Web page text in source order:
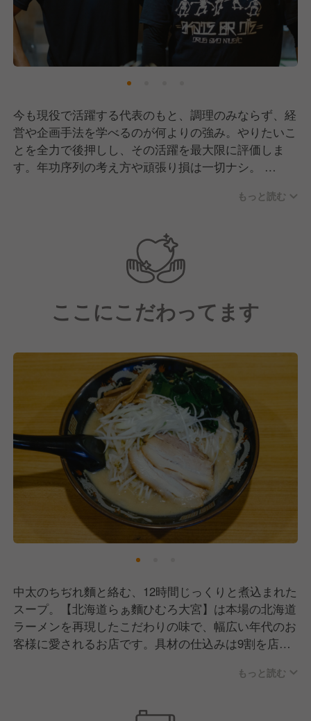
今も現役で活躍する代表のもと、調理のみならず、経
営や企画手法を学べるのが何よりの強み。やりたいこ
とを全力で後押しし、その活躍を最大限に評価しま
す。年功序列の考え方や頑張り損は一切ナシ。
もっと読む
ここにこだわってます
中太のちぢれ麵と絡む、12時間じっくりと煮込まれた
スープ。【北海道らぁ麵ひむろ大宮】は本場の北海道
ラーメンを再現したこだわりの味で、幅広い年代のお
客様に愛されるお店です。具材の仕込みは9割を店内
もっと読む